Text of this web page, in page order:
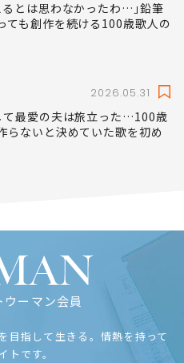
るとは思わなかったわ…｣鉛筆
ても創作を続ける100歳歌人の
2026.05.31
て最愛の夫は旅立った…100歳
らないと決めていた歌を初め
ーマン会員
目指して生きる。情熱を持って
です。